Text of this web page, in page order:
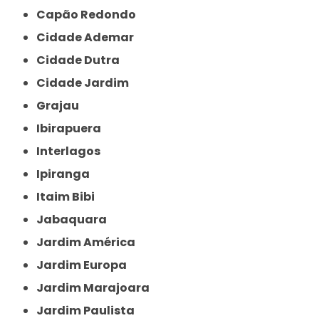
Capão Redondo
Cidade Ademar
Cidade Dutra
Cidade Jardim
Grajau
Ibirapuera
Interlagos
Ipiranga
Itaim Bibi
Jabaquara
Jardim América
Jardim Europa
Jardim Marajoara
Jardim Paulista